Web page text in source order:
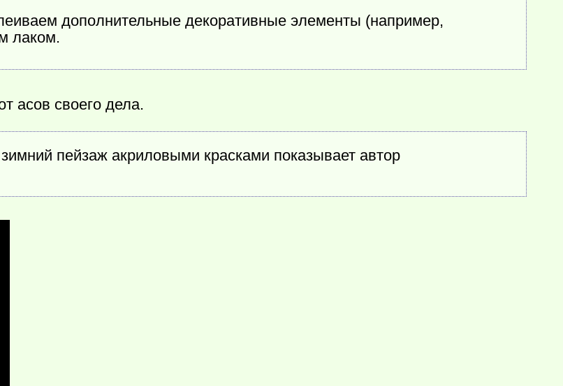
дополнительные декоративные элементы (например,
лаком.
асов своего дела.
пейзаж акриловыми красками показывает автор